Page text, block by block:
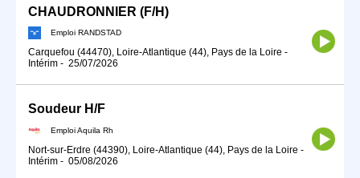
CHAUDRONNIER (F/H)
Emploi RANDSTAD
Carquefou (44470), Loire-Atlantique (44), Pays de la Loire -
Intérim - 25/07/2026
Soudeur H/F
Emploi Aquila Rh
Nort-sur-Erdre (44390), Loire-Atlantique (44), Pays de la Loire -
Intérim - 05/08/2026